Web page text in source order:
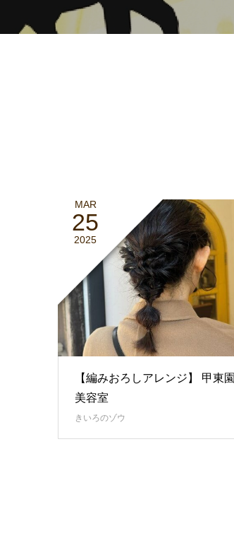
MAR
25
2025
【編みおろしアレンジ】 甲東園
美容室
きいろのゾウ